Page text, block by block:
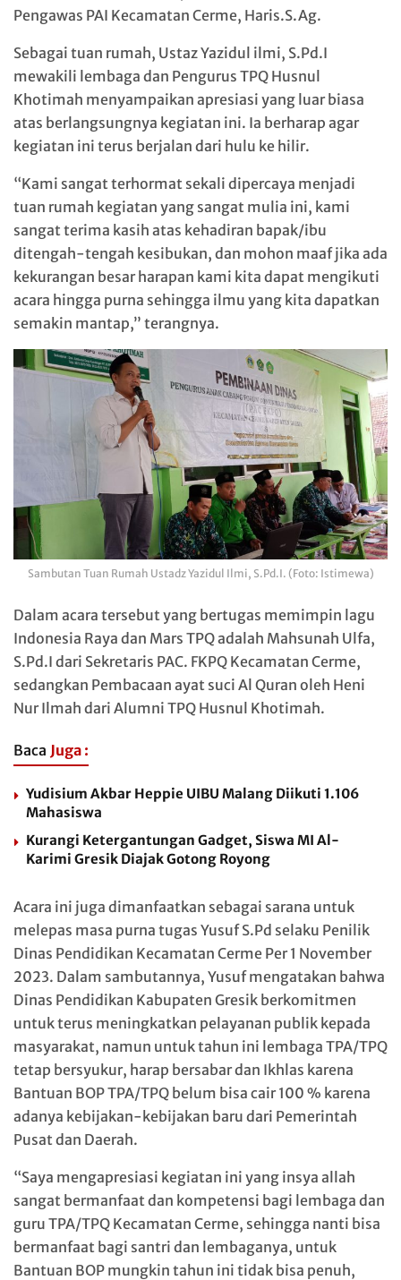
Pengawas PAI Kecamatan Cerme, Haris.S.Ag.
Sebagai tuan rumah, Ustaz Yazidul ilmi, S.Pd.I
mewakili lembaga dan Pengurus TPQ Husnul
Khotimah menyampaikan apresiasi yang luar biasa
atas berlangsungnya kegiatan ini. Ia berharap agar
kegiatan ini terus berjalan dari hulu ke hilir.
“Kami sangat terhormat sekali dipercaya menjadi
tuan rumah kegiatan yang sangat mulia ini, kami
sangat terima kasih atas kehadiran bapak/ibu
ditengah-tengah kesibukan, dan mohon maaf jika ada
kekurangan besar harapan kami kita dapat mengikuti
acara hingga purna sehingga ilmu yang kita dapatkan
semakin mantap,” terangnya.
Sambutan Tuan Rumah Ustadz Yazidul Ilmi, S.Pd.I. (Foto: Istimewa)
Dalam acara tersebut yang bertugas memimpin lagu
Indonesia Raya dan Mars TPQ adalah Mahsunah Ulfa,
S.Pd.I dari Sekretaris PAC. FKPQ Kecamatan Cerme,
sedangkan Pembacaan ayat suci Al Quran oleh Heni
Nur Ilmah dari Alumni TPQ Husnul Khotimah.
Baca Juga :
Yudisium Akbar Heppie UIBU Malang Diikuti 1.106
Mahasiswa
Kurangi Ketergantungan Gadget, Siswa MI Al-
Karimi Gresik Diajak Gotong Royong
Acara ini juga dimanfaatkan sebagai sarana untuk
melepas masa purna tugas Yusuf S.Pd selaku Penilik
Dinas Pendidikan Kecamatan Cerme Per 1 November
2023. Dalam sambutannya, Yusuf mengatakan bahwa
Dinas Pendidikan Kabupaten Gresik berkomitmen
untuk terus meningkatkan pelayanan publik kepada
masyarakat, namun untuk tahun ini lembaga TPA/TPQ
tetap bersyukur, harap bersabar dan Ikhlas karena
Bantuan BOP TPA/TPQ belum bisa cair 100 % karena
adanya kebijakan-kebijakan baru dari Pemerintah
Pusat dan Daerah.
“Saya mengapresiasi kegiatan ini yang insya allah
sangat bermanfaat dan kompetensi bagi lembaga dan
guru TPA/TPQ Kecamatan Cerme, sehingga nanti bisa
bermanfaat bagi santri dan lembaganya, untuk
Bantuan BOP mungkin tahun ini tidak bisa penuh,